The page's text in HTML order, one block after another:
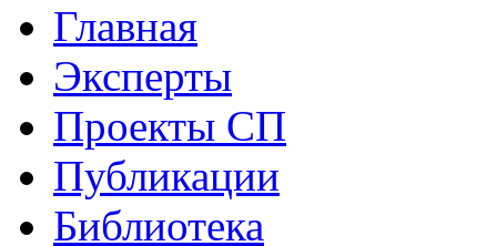
Главная
Эксперты
Проекты СП
Публикации
Библиотека